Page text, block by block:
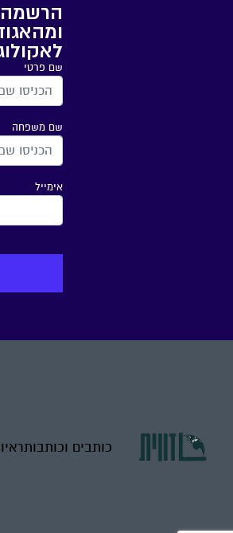
הרשמה
שם פרטי
שם משפחה
אימייל
כותבים וכותבות